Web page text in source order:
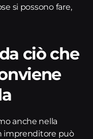
si possono fare,
ciò che
anche nella
imprenditore può